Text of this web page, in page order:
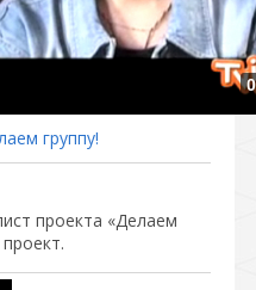
группу!
проекта «Делаем